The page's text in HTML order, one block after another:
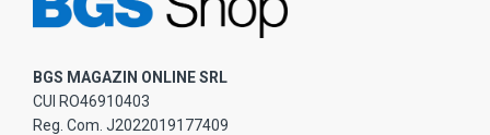
BGS MAGAZIN ONLINE SRL
CUI RO46910403
Reg. Com. J2022019177409